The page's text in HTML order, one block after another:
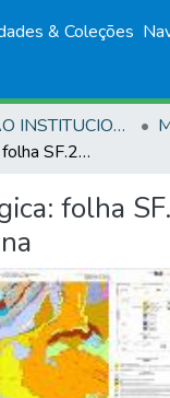
& Coleções
PRODUÇÃO INSTITUCIONAL
Carta geológica: folha SF.23-X-B-I-3-SO, Mariana
folha